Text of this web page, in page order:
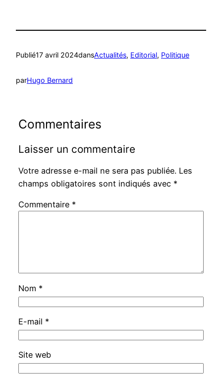
Publié17 avril 2024dansActualités, Editorial, Politique
parHugo Bernard
Commentaires
Laisser un commentaire
Votre adresse e-mail ne sera pas publiée. Les
champs obligatoires sont indiqués avec *
Commentaire *
Nom *
E-mail *
Site web